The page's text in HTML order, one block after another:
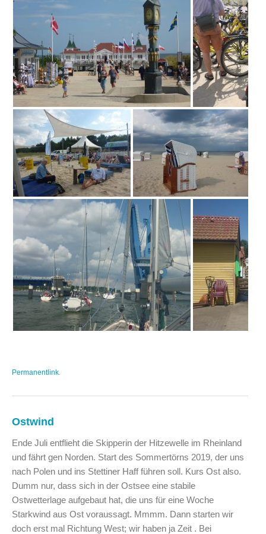
Permanentlink
Ostwind
Ende Juli entflieht die Skipperin der Hitzewelle im Rheinland
und fährt gen Norden. Start des Sommertörns 2019, der uns
nach Polen und ins Stettiner Haff führen soll. Kurs Ost also.
Dumm nur, dass sich in der Ostsee eine stabile
Ostwetterlage aufgebaut hat, die uns für eine Woche
Starkwind aus Ost voraussagt. Mmmm. Dann starten wir
doch erst mal Richtung West; wir haben ja Zeit . Bei